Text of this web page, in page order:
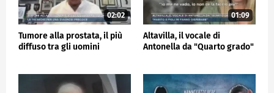
02:02
Tumore alla prostata, il più
diffuso tra gli uomini
01:09
Altavilla, il vocale di
Antonella da "Quarto grado"